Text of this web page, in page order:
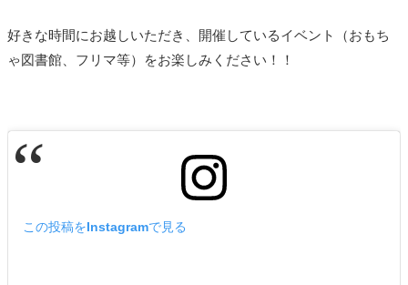
好きな時間にお越しいただき、開催しているイベント（おもち
ゃ図書館、フリマ等）をお楽しみください！！
この投稿をInstagramで見る